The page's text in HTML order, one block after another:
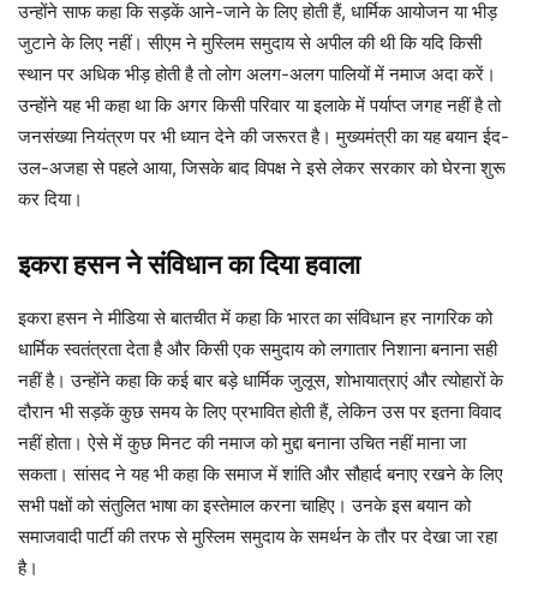
उन्होंने साफ कहा कि सड़कें आने-जाने के लिए होती हैं, धार्मिक आयोजन या भीड़
जुटाने के लिए नहीं। सीएम ने मुस्लिम समुदाय से अपील की थी कि यदि किसी
स्थान पर अधिक भीड़ होती है तो लोग अलग-अलग पालियों में नमाज अदा करें।
उन्होंने यह भी कहा था कि अगर किसी परिवार या इलाके में पर्याप्त जगह नहीं है तो
जनसंख्या नियंत्रण पर भी ध्यान देने की जरूरत है। मुख्यमंत्री का यह बयान ईद-
उल-अजहा से पहले आया, जिसके बाद विपक्ष ने इसे लेकर सरकार को घेरना शुरू
कर दिया।
इकरा हसन ने संविधान का दिया हवाला
इकरा हसन ने मीडिया से बातचीत में कहा कि भारत का संविधान हर नागरिक को
धार्मिक स्वतंत्रता देता है और किसी एक समुदाय को लगातार निशाना बनाना सही
नहीं है। उन्होंने कहा कि कई बार बड़े धार्मिक जुलूस, शोभायात्राएं और त्योहारों के
दौरान भी सड़कें कुछ समय के लिए प्रभावित होती हैं, लेकिन उस पर इतना विवाद
नहीं होता। ऐसे में कुछ मिनट की नमाज को मुद्दा बनाना उचित नहीं माना जा
सकता। सांसद ने यह भी कहा कि समाज में शांति और सौहार्द बनाए रखने के लिए
सभी पक्षों को संतुलित भाषा का इस्तेमाल करना चाहिए। उनके इस बयान को
समाजवादी पार्टी की तरफ से मुस्लिम समुदाय के समर्थन के तौर पर देखा जा रहा
है।